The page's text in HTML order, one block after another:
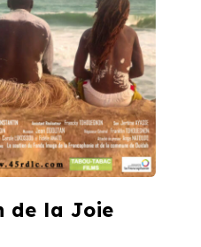
de la Joie